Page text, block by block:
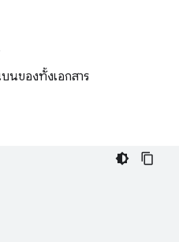
นของทั้งเอกสาร